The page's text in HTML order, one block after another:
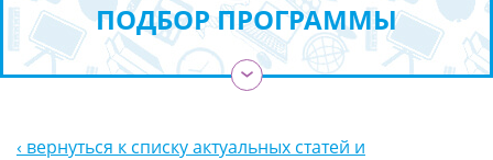
ПОДБОР ПРОГРАММЫ
›
‹ вернуться к списку актуальных статей и